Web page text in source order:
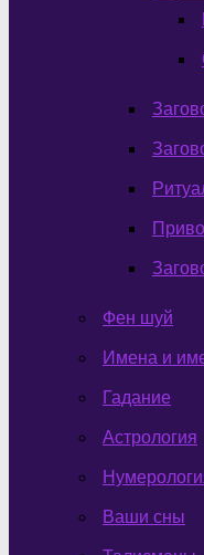
Фен шуй
Имена и
Гадание
Астрология
Ваши сны